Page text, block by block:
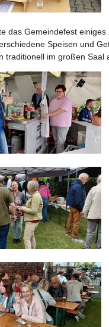
das Gemeindefest
Speisen und
traditionell im großen